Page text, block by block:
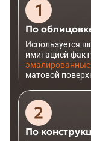
По
Используется
имитацией
эмалированные
матовой
По